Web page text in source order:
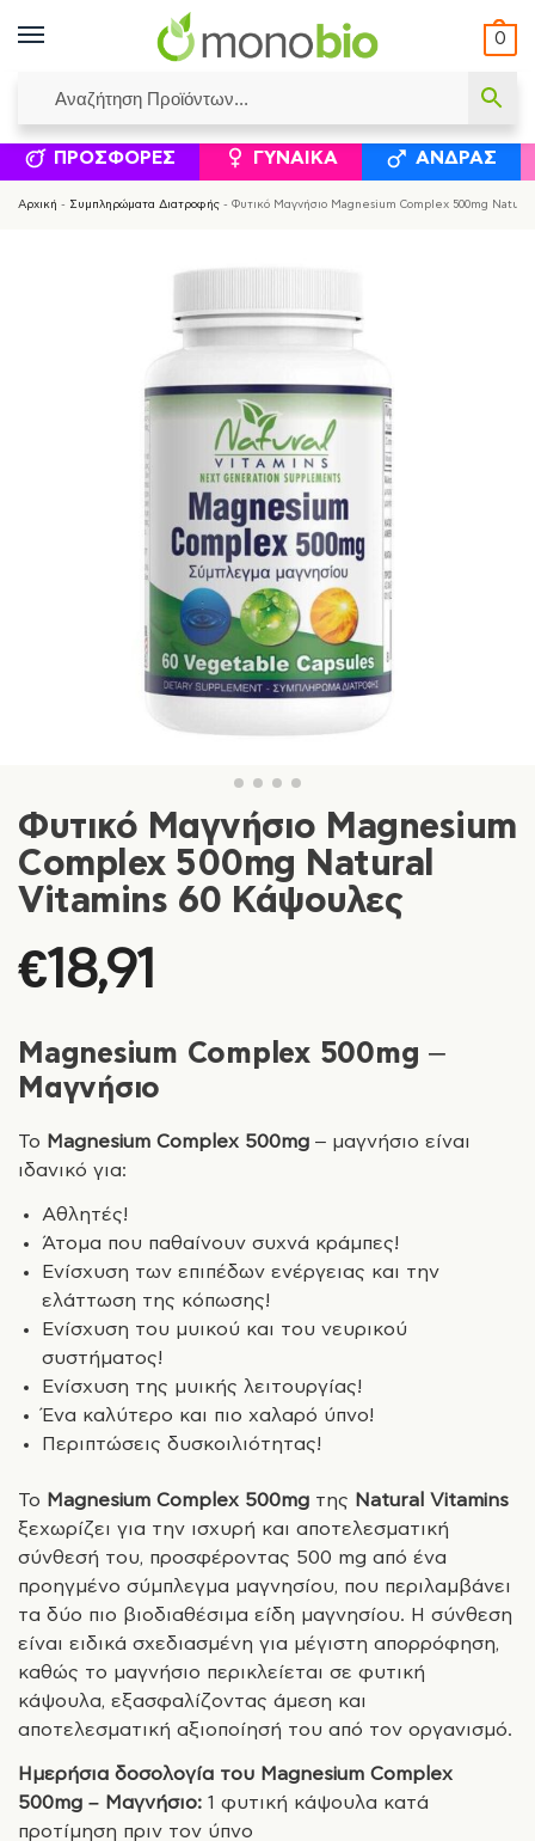
0
ΙΣΟΛΟΓΙΣΜΟΊ ΕΛΕΆΝΝΑ ΧΡΙΣΤΙΝΆΚΗ ΕΠΙΚΟΙΝΩΝΊΑ
ΣΥΜΠΛΗΡΏΜΑΤΑ ΔΙΑΤΡΟΦΉΣ ΦΥΣΙΚΆ
ΠΡΟΣΦΟΡΈΣ ΓΥΝΑΊΚΑ ΆΝΔΡΑΣ
Αρχική - Συμπληρώματα Διατροφής - Φυτικό Μαγνήσιο Magnesium Complex 500mg
Φυτικό Μαγνήσιο Magnesium
Complex 500mg Natural
Vitamins 60 Κάψουλες
€18,91
Magnesium Complex 500mg –
Μαγνήσιο
Το Magnesium Complex 500mg – μαγνήσιο είναι
ιδανικό για:
Αθλητές!
Άτομα που παθαίνουν συχνά κράμπες!
Ενίσχυση των επιπέδων ενέργειας και την
ελάττωση της κόπωσης!
Ενίσχυση του μυικού και του νευρικού
συστήματος!
Ενίσχυση της μυικής λειτουργίας!
Ένα καλύτερο και πιο χαλαρό ύπνο!
Περιπτώσεις δυσκοιλιότητας!
Το Magnesium Complex 500mg της Natural Vitamins
ξεχωρίζει για την ισχυρή και αποτελεσματική
σύνθεσή του, προσφέροντας 500 mg από ένα
προηγμένο σύμπλεγμα μαγνησίου, που περιλαμβάνει
τα δύο πιο βιοδιαθέσιμα είδη μαγνησίου. Η σύνθεση
είναι ειδικά σχεδιασμένη για μέγιστη απορρόφηση,
καθώς το μαγνήσιο περικλείεται σε φυτική
κάψουλα, εξασφαλίζοντας άμεση και
αποτελεσματική αξιοποίησή του από τον οργανισμό.
Ημερήσια δοσολογία του Magnesium Complex
500mg – Μαγνήσιο: 1 φυτική κάψουλα κατά
προτίμηση πριν τον ύπνο